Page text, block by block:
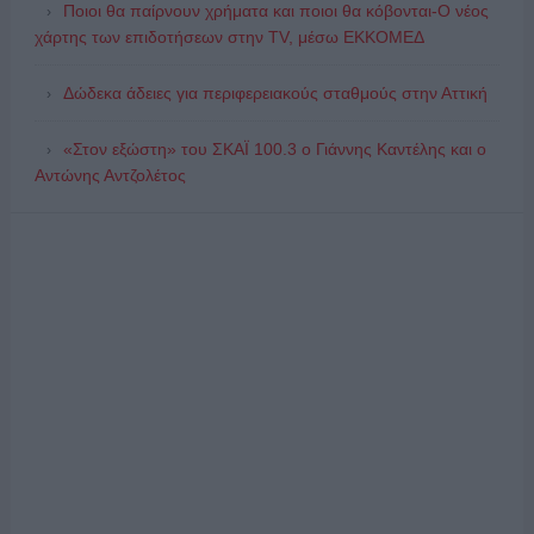
Ποιοι θα παίρνουν χρήματα και ποιοι θα κόβονται-Ο νέος
χάρτης των επιδοτήσεων στην TV, μέσω ΕΚΚΟΜΕΔ
Δώδεκα άδειες για περιφερειακούς σταθμούς στην Αττική
«Στον εξώστη» του ΣΚΑΪ 100.3 ο Γιάννης Καντέλης και ο
Αντώνης Αντζολέτος